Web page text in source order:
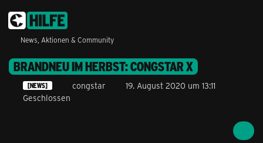
News, Aktionen & Community
BRANDNEU IM HERBST: CONGSTAR X
[NEWS] congstar
19. August 2020 um 13:11
Geschlossen